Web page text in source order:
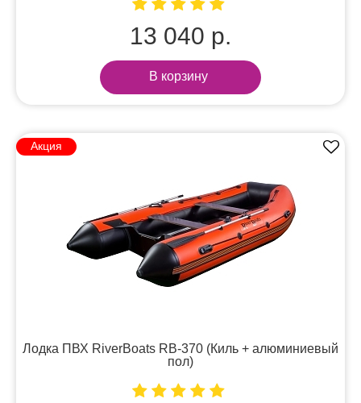
13 040 р.
В корзину
Акция
Лодка ПВХ RiverBoats RB-370 (Киль + алюминиевый
пол)